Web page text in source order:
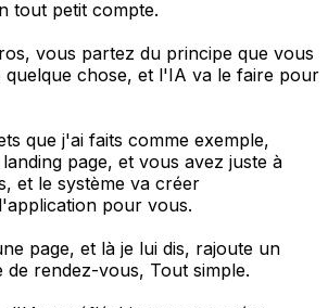
tout petit compte.
vous partez du principe que vous
quelque chose, et l'IA va le faire pour
que j'ai faits comme exemple,
page, et vous avez juste à
et le système va créer
pour vous.
page, et là je lui dis, rajoute un
de rendez-vous, Tout simple.